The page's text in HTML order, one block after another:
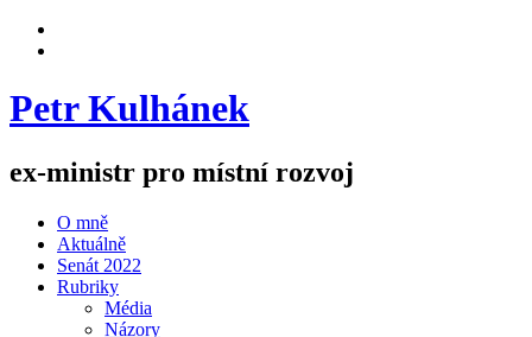
Skip
Petr Kulhánek
ex-ministr pro místní rozvoj
O mně
Aktuálně
Senát 2022
Rubriky
Média
Názory